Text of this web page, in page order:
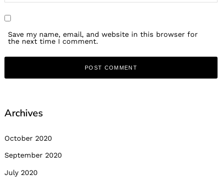
Save my name, email, and website in this browser for
the next time I comment.
Archives
October 2020
September 2020
July 2020